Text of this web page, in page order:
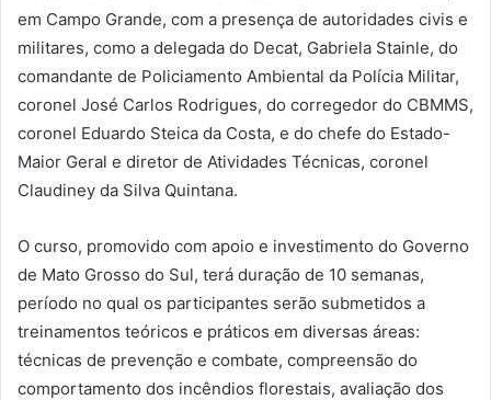
em Campo Grande, com a presença de autoridades civis e
militares, como a delegada do Decat, Gabriela Stainle, do
comandante de Policiamento Ambiental da Polícia Militar,
coronel José Carlos Rodrigues, do corregedor do CBMMS,
coronel Eduardo Steica da Costa, e do chefe do Estado-
Maior Geral e diretor de Atividades Técnicas, coronel
Claudiney da Silva Quintana.
O curso, promovido com apoio e investimento do Governo
de Mato Grosso do Sul, terá duração de 10 semanas,
período no qual os participantes serão submetidos a
treinamentos teóricos e práticos em diversas áreas:
técnicas de prevenção e combate, compreensão do
comportamento dos incêndios florestais, avaliação dos